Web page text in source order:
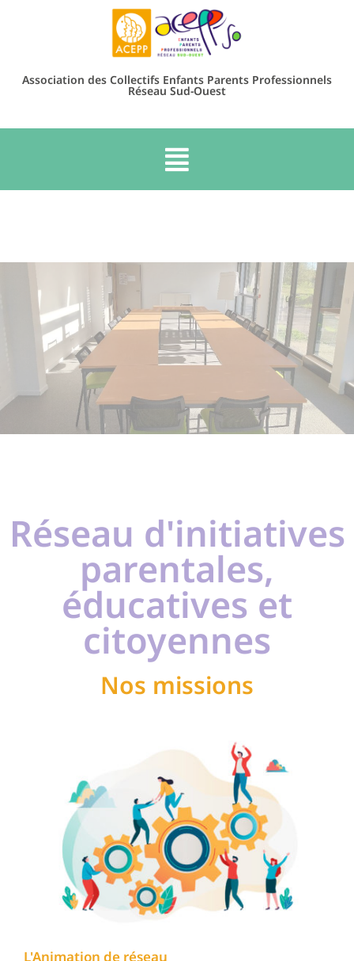
Association des Collectifs Enfants Parents Professionnels
Réseau Sud-Ouest
Réseau d'initiatives
parentales,
éducatives et
citoyennes
Nos missions
L'Animation de réseau